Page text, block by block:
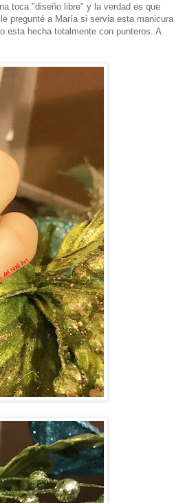
toca "diseño libre" y la verdad es que
pregunté a María si servia esta manicura
esta hecha totalmente con punteros. A